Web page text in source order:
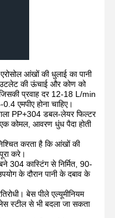
आंखों की धुलाई का पानी
की ऊंचाई और कोण को
प्रवाह दर 12-18 L/min
एमपीए होना चाहिए।
PP+304 डबल-लेयर फिल्टर
कोमल, आवरण धुंध पैदा होती
करता है कि आंखों की
करे।
कास्टिंग से निर्मित, 90-
के दौरान पानी के दबाव के
बेस पीले एल्यूमीनियम
स्टील से भी बदला जा सकता